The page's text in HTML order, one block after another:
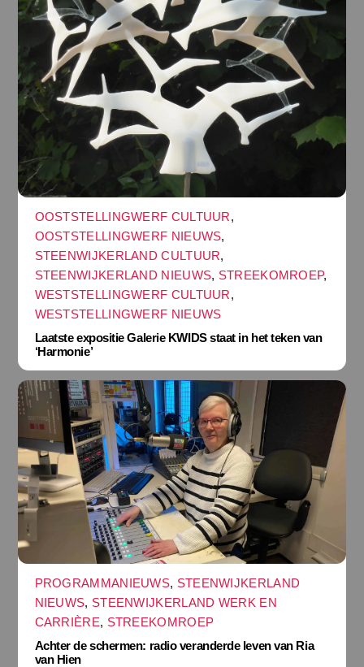
OOSTSTELLINGWERF CULTUUR,
OOSTSTELLINGWERF NIEUWS,
STEENWIJKERLAND CULTUUR,
STEENWIJKERLAND NIEUWS, STREEKOMROEP,
WESTSTELLINGWERF CULTUUR,
WESTSTELLINGWERF NIEUWS
Laatste expositie Galerie KWIDS staat in het teken van
‘Harmonie’
PROGRAMMANIEUWS, STEENWIJKERLAND
NIEUWS, STEENWIJKERLAND WERK EN
CARRIÈRE, STREEKOMROEP
Achter de schermen: radio veranderde leven van Ria
van Hien